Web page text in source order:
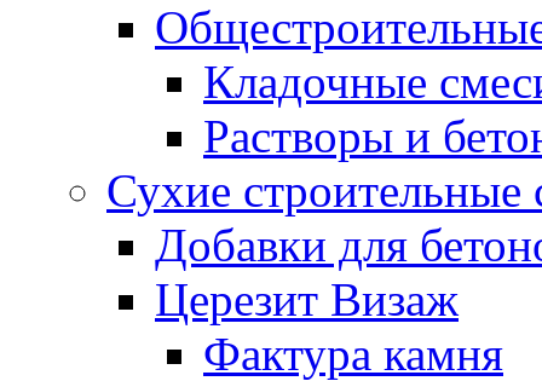
Кладочные
Растворы и
Сухие строительные
Добавки для
Церезит Визаж
Фактура камня